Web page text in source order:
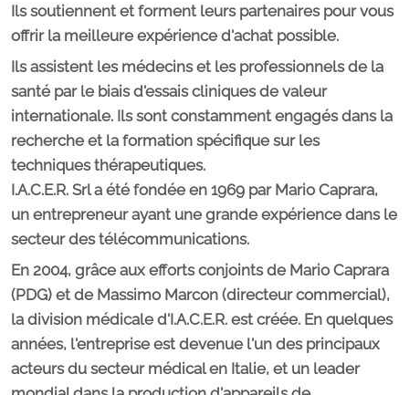
Ils soutiennent et forment leurs partenaires pour vous
offrir la meilleure expérience d'achat possible.
Ils assistent les médecins et les professionnels de la
santé par le biais d'essais cliniques de valeur
internationale. Ils sont constamment engagés dans la
recherche et la formation spécifique sur les
techniques thérapeutiques.
I.A.C.E.R. Srl a été fondée en 1969 par Mario Caprara,
un entrepreneur ayant une grande expérience dans le
secteur des télécommunications.
En 2004, grâce aux efforts conjoints de Mario Caprara
(PDG) et de Massimo Marcon (directeur commercial),
la division médicale d'I.A.C.E.R. est créée. En quelques
années, l'entreprise est devenue l'un des principaux
acteurs du secteur médical en Italie, et un leader